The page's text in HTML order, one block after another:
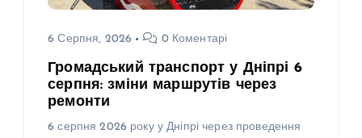
6 Серпня, 2026 0 Коментарі
Громадський транспорт у Дніпрі 6
серпня: зміни маршрутів через
ремонти
6 серпня 2026 року у Дніпрі через проведення